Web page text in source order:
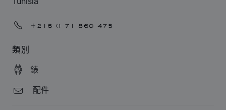
+216 () 71 860 475
類別
錶
配件